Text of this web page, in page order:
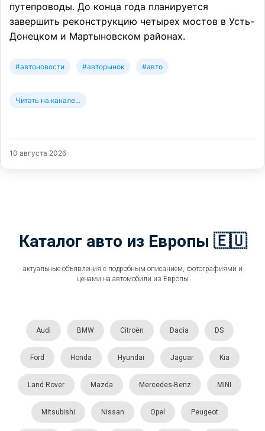
путепроводы. До конца года планируется
завершить реконструкцию четырех мостов в Усть-
Донецком и Мартыновском районах.
#автоновости #авторынок #авто
Читать на канале...
10 августа 2026
Каталог авто из Европы 🇪🇺
актуальные объявления с подробным описанием, фотографиями и
ценами на автомобили из Европы
Audi BMW Citroën Dacia DS
Ford Honda Hyundai Jaguar Kia
Land Rover Mazda Mercedes-Benz MINI
Mitsubishi Nissan Opel Peugeot